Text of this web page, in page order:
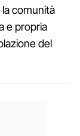
comunità
e propria
del